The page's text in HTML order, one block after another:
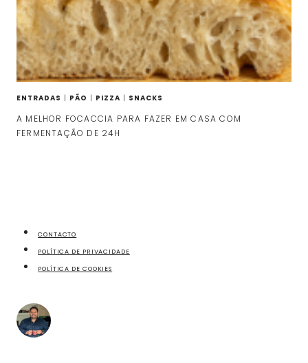
ENTRADAS | PÃO | PIZZA | SNACKS
A MELHOR FOCACCIA PARA FAZER EM CASA COM
FERMENTAÇÃO DE 24H
CONTACTO
POLÍTICA DE PRIVACIDADE
POLÍTICA DE COOKIES